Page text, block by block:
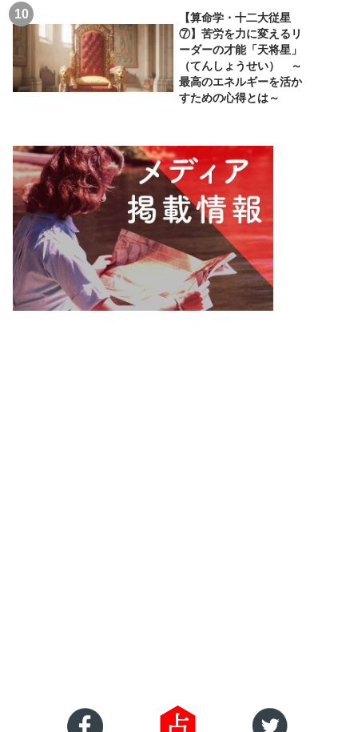
【算命学・十二大従星
⑦】苦労を力に変えるリ
ーダーの才能「天将星」
（てんしょうせい） ～
最高のエネルギーを活か
すための心得とは～